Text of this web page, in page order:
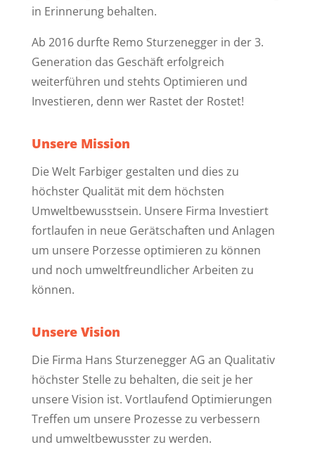
in Erinnerung behalten.
Ab 2016 durfte Remo Sturzenegger in der 3.
Generation das Geschäft erfolgreich
weiterführen und stehts Optimieren und
Investieren, denn wer Rastet der Rostet!
Unsere Mission
Die Welt Farbiger gestalten und dies zu
höchster Qualität mit dem höchsten
Umweltbewusstsein. Unsere Firma Investiert
fortlaufen in neue Gerätschaften und Anlagen
um unsere Porzesse optimieren zu können
und noch umweltfreundlicher Arbeiten zu
können.
Unsere Vision
Die Firma Hans Sturzenegger AG an Qualitativ
höchster Stelle zu behalten, die seit je her
unsere Vision ist. Vortlaufend Optimierungen
Treffen um unsere Prozesse zu verbessern
und umweltbewusster zu werden.